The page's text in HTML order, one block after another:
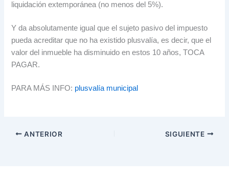
liquidación extemporánea (no menos del 5%).
Y da absolutamente igual que el sujeto pasivo del impuesto
pueda acreditar que no ha existido plusvalía, es decir, que el
valor del inmueble ha disminuido en estos 10 años, TOCA
PAGAR.
PARA MÁS INFO: plusvalía municipal
ANTERIOR SIGUIENTE